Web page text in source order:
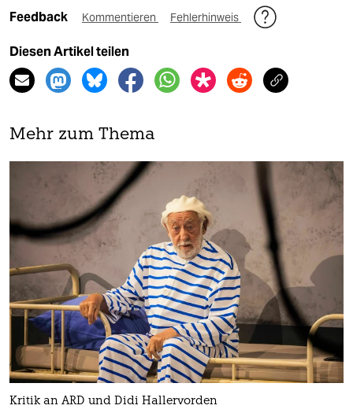
Feedback Kommentieren Fehlerhinweis
Diesen Artikel teilen
Mehr zum Thema
Kritik an ARD und Didi Hallervorden